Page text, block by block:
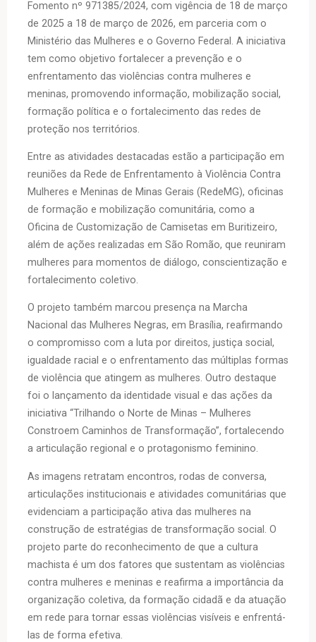
Fomento nº 971385/2024, com vigência de 18 de março
de 2025 a 18 de março de 2026, em parceria com o
Ministério das Mulheres e o Governo Federal. A iniciativa
tem como objetivo fortalecer a prevenção e o
enfrentamento das violências contra mulheres e
meninas, promovendo informação, mobilização social,
formação política e o fortalecimento das redes de
proteção nos territórios.
Entre as atividades destacadas estão a participação em
reuniões da Rede de Enfrentamento à Violência Contra
Mulheres e Meninas de Minas Gerais (RedeMG), oficinas
de formação e mobilização comunitária, como a
Oficina de Customização de Camisetas em Buritizeiro,
além de ações realizadas em São Romão, que reuniram
mulheres para momentos de diálogo, conscientização e
fortalecimento coletivo.
O projeto também marcou presença na Marcha
Nacional das Mulheres Negras, em Brasília, reafirmando
o compromisso com a luta por direitos, justiça social,
igualdade racial e o enfrentamento das múltiplas formas
de violência que atingem as mulheres. Outro destaque
foi o lançamento da identidade visual e das ações da
iniciativa “Trilhando o Norte de Minas – Mulheres
Constroem Caminhos de Transformação”, fortalecendo
a articulação regional e o protagonismo feminino.
As imagens retratam encontros, rodas de conversa,
articulações institucionais e atividades comunitárias que
evidenciam a participação ativa das mulheres na
construção de estratégias de transformação social. O
projeto parte do reconhecimento de que a cultura
machista é um dos fatores que sustentam as violências
contra mulheres e meninas e reafirma a importância da
organização coletiva, da formação cidadã e da atuação
em rede para tornar essas violências visíveis e enfrentá-
las de forma efetiva.